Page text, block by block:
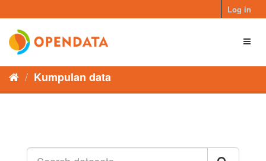
to
content
Log in
Kumpulan data